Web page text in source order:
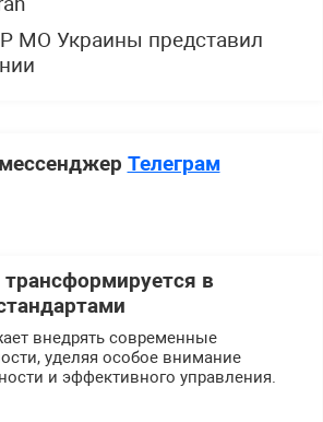
МО Украины представил
Телеграм
в
внедрять современные
уделяя особое внимание
и эффективного управления.